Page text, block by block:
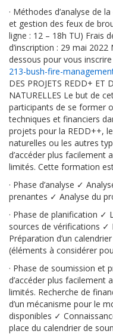
· Méthodes d’analyse de
et gestion des feux de
ligne : 12 – 18h TU) Frais
d’inscription : 29 mai
dessous pour vous inscrire
213-bush-fire-
DES PROJETS REDD+ ET
NATURELLES Le but de
participants de se former
techniques et financiers
projets pour la REDD++,
naturelles ou les autres
d’accéder plus facilement
limités. Cette formation
· Phase d’analyse ✓
prenantes ✓ Analyse du
· Phase de planification ✓
sources de vérifications ✓
Préparation d’un calendrier
(éléments à considérer
· Phase de soumission et
d’accéder plus facilement
limités. Recherche de
d’un mécanisme pour le
disponibles ✓
place du calendrier de